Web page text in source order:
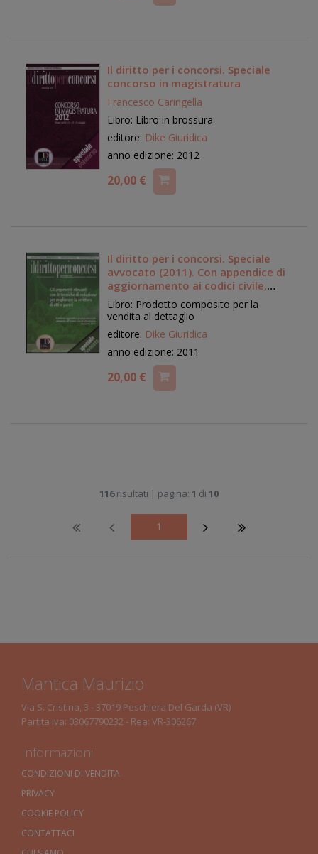
Il diritto per i concorsi. Speciale
concorso in magistratura
Francesco Caringella
Libro: Libro in brossura
editore: Dike Giuridica
anno edizione: 2012
20,00 €
Il diritto per i concorsi. Speciale
avvocato (2011). Con appendice di
aggiornamento ai codici civile,
penale e amministrativo 2011
Libro: Prodotto composito per la
vendita al dettaglio
editore: Dike Giuridica
anno edizione: 2011
20,00 €
116risultati | pagina: 1 di 10
1
Mantica Maurizio
Via S. Cristina, 3 - 37019 Peschiera Del Garda (VR)
Partita Iva: 03067790232 - Rea: VR-306267
Informazioni
CONDIZIONI DI VENDITA
PRIVACY
COOKIE POLICY
CONTATTACI